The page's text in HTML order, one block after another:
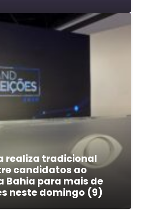
realiza tradicional
candidatos ao
Bahia para mais de
neste domingo (9)